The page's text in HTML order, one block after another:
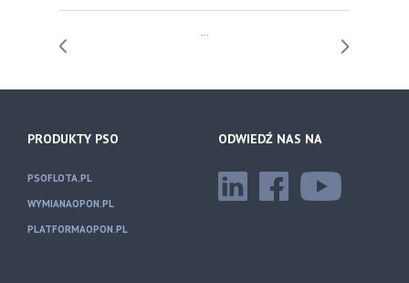
...
PRODUKTY PSO
PSOFLOTA.PL
WYMIANAOPON.PL
PLATFORMAOPON.PL
ODWIEDŹ NAS NA